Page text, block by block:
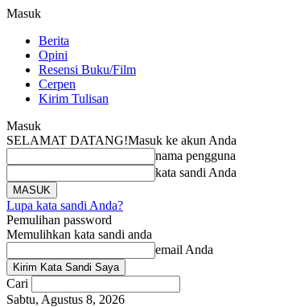
Masuk
Berita
Opini
Resensi Buku/Film
Cerpen
Kirim Tulisan
Masuk
SELAMAT DATANG!Masuk ke akun Anda
nama pengguna
kata sandi Anda
Lupa kata sandi Anda?
Pemulihan password
Memulihkan kata sandi anda
email Anda
Cari
Sabtu, Agustus 8, 2026